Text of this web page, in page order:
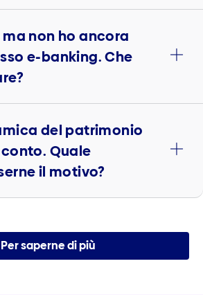
non ho ancora
e-banking. Che
del patrimonio
Quale
il motivo?
Per saperne di più